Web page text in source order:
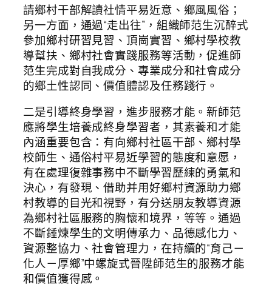
請鄉村干部解讀社情平易近意、鄉風風俗；
另一方面，通過“走出往”，組織師范生沉醉式
參加鄉村研習見習、頂崗實習、鄉村學校教
導幫扶、鄉村社會實踐服務等活動，促進師
范生完成對自我成分、專業成分和社會成分
的鄉土性認同、價值體認及任務踐行。
二是引導終身學習，進步服務才能。新師范
應將學生培養成終身學習者，其素養和才能
內涵重要包含：有向鄉村社區干部、鄉村學
校師生、通俗村平易近學習的態度和意愿，
有在處理復雜事務中不斷學習歷練的勇氣和
決心，有發現、借助并用好鄉村資源助力鄉
村教導的目光和視野，有分送朋友教導資源
為鄉村社區服務的胸懷和境界，等等。通過
不斷錘煉學生的文明傳承力、品德感化力、
資源整協力、社會管理力，在持續的“育己－
化人－厚鄉”中螺旋式晉陞師范生的服務才能
和價值獲得感。